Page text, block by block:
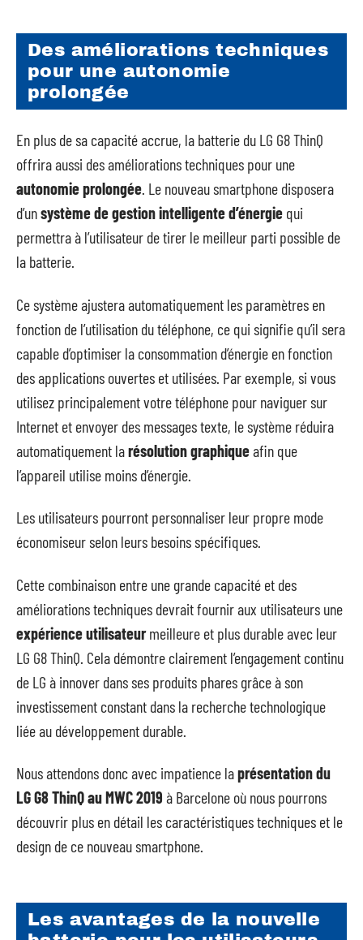
Des améliorations techniques
pour une autonomie
prolongée
En plus de sa capacité accrue, la batterie du LG G8 ThinQ
offrira aussi des améliorations techniques pour une
autonomie prolongée. Le nouveau smartphone disposera
d’unsystème de gestion intelligente d’énergie qui
permettra à l’utilisateur de tirer le meilleur parti possible de
la batterie.
Ce système ajustera automatiquement les paramètres en
fonction de l’utilisation du téléphone, ce qui signifie qu’il sera
capable d’optimiser la consommation d’énergie en fonction
des applications ouvertes et utilisées. Par exemple, si vous
utilisez principalement votre téléphone pour naviguer sur
Internet et envoyer des messages texte, le système réduira
automatiquement larésolution graphiqueafin que
l’appareil utilise moins d’énergie.
Les utilisateurs pourront personnaliser leur propre mode
économiseur selon leurs besoins spécifiques.
Cette combinaison entre une grande capacité et des
améliorations techniques devrait fournir aux utilisateurs une
expérience utilisateurmeilleure et plus durable avec leur
LG G8 ThinQ. Cela démontre clairement l’engagement continu
de LG à innover dans ses produits phares grâce à son
investissement constant dans la recherche technologique
liée au développement durable.
Nous attendons donc avec impatience laprésentation du
LG G8 ThinQ au MWC 2019 à Barcelone où nous pourrons
découvrir plus en détail les caractéristiques techniques et le
design de ce nouveau smartphone.
Les avantages de la nouvelle